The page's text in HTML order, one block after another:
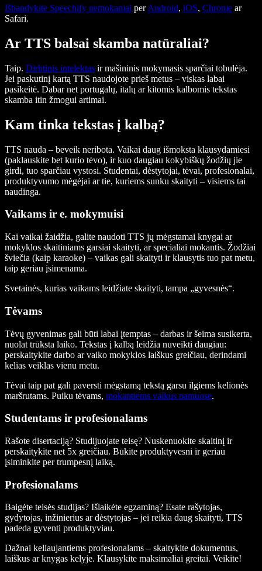
Išbandykite Speechify nemokamai perAndroid, iOS, Chrome ar
Safari.
Ar TTS balsai skamba natūraliai?
Taip. Dirbtinis intelektas ir mašininis mokymasis sparčiai tobulėja.
Jei paskutinį kartą TTS naudojote prieš metus – viskas labai
pasikeitė. Dabar net portugalų, italų ar kitomis kalbomis tekstas
skamba itin žmogui artimai.
Kam tinka tekstas į kalbą?
TTS nauda – beveik neribota. Vaikai daug išmoksta klausydamiesi
(paklauskite bet kurio tėvo), ir kuo daugiau kokybiškų žodžių jie
girdi, tuo sparčiau vystosi. Studentai, dėstytojai, tėvai, profesionalai,
produktyvumo mėgėjai ar tie, kuriems sunku skaityti – visiems tai
naudinga.
Vaikams ir e. mokymuisi
Kai vaikai žaidžia, galite naudoti TTS jų mėgstamai knygai ar
mokyklos skaitiniams garsiai skaityti, ar specialiai mokantis. Žodžiai
šviečia (kaip karaoke) – vaikas gali skaityti ir klausytis tuo pat metu,
taip geriau įsimenama.
Svetainės, kurias vaikams leidžiate skaityti, tampa „gyvesnės“.
Tėvams
Tėvų gyvenimas gali būti labai įtemptas – darbas ir šeima susikerta,
nuolat trūksta laiko. Tekstas į kalbą leidžia nuveikti daugiau:
perskaitykite darbo ar vaiko mokyklos laiškus greičiau, derindami
kelias veiklas vienu metu.
Tėvai taip pat gali paversti mėgstamą tekstą garsu ilgiems kelionės
maršrutams. Puiku tėvams, mokantiems vaikus namuose.
Studentams ir profesionalams
Rašote disertaciją? Studijuojate teisę? Nuskenuokite skaitinį ir
perskaitykite net 5x greičiau. Būkite produktyvesni ir geriau
įsiminkite per trumpesnį laiką.
Profesionalams
Baigėte teisės studijas? Išlaikėte egzaminą? Esate rašytojas,
gydytojas, inžinierius ar dėstytojas – jei reikia daug skaityti, TTS
padeda gyventi produktyviau.
Dažnai keliaujantiems profesionalams – skaitykite dokumentus,
laiškus ar knygas kelyje. Klausykite maksimaliai greitai. Veikite!